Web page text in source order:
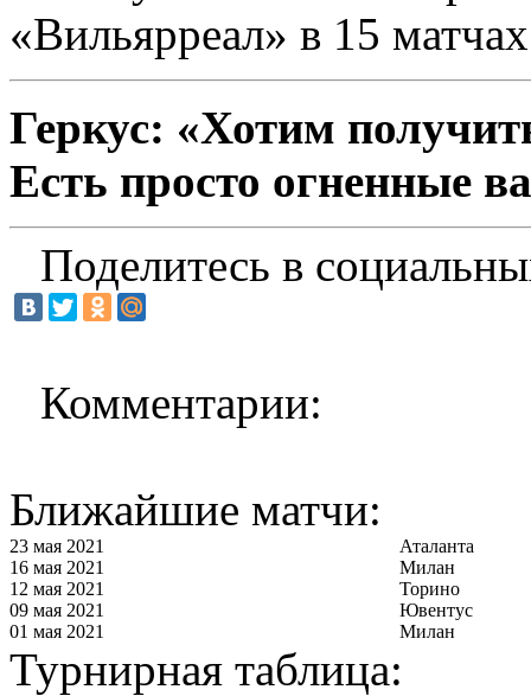
«Вильярреал» в 15
Геркус: «Хотим
Есть просто огненные
Поделитесь в
Комментарии:
Ближайшие матчи:
23 мая 2021
Аталанта
16 мая 2021
Милан
12 мая 2021
Торино
09 мая 2021
Ювентус
01 мая 2021
Милан
Турнирная таблица: